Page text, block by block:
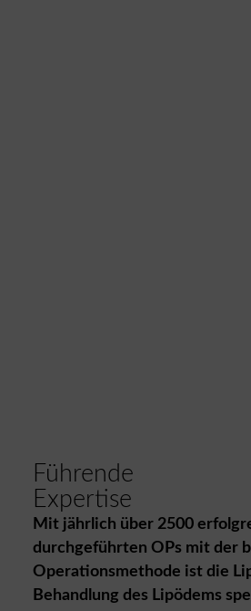
Führende
Expertise
Mit jährlich über 2500
durchgeführten OPs mit der
Operationsmethode ist die
Behandlung des Lipödems